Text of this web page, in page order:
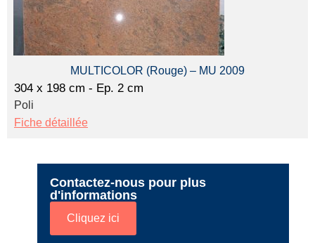
MULTICOLOR (Rouge) – MU 2009
304 x 198 cm - Ep. 2 cm
Poli
Fiche détaillée
Contactez-nous pour plus
d'informations
Cliquez ici